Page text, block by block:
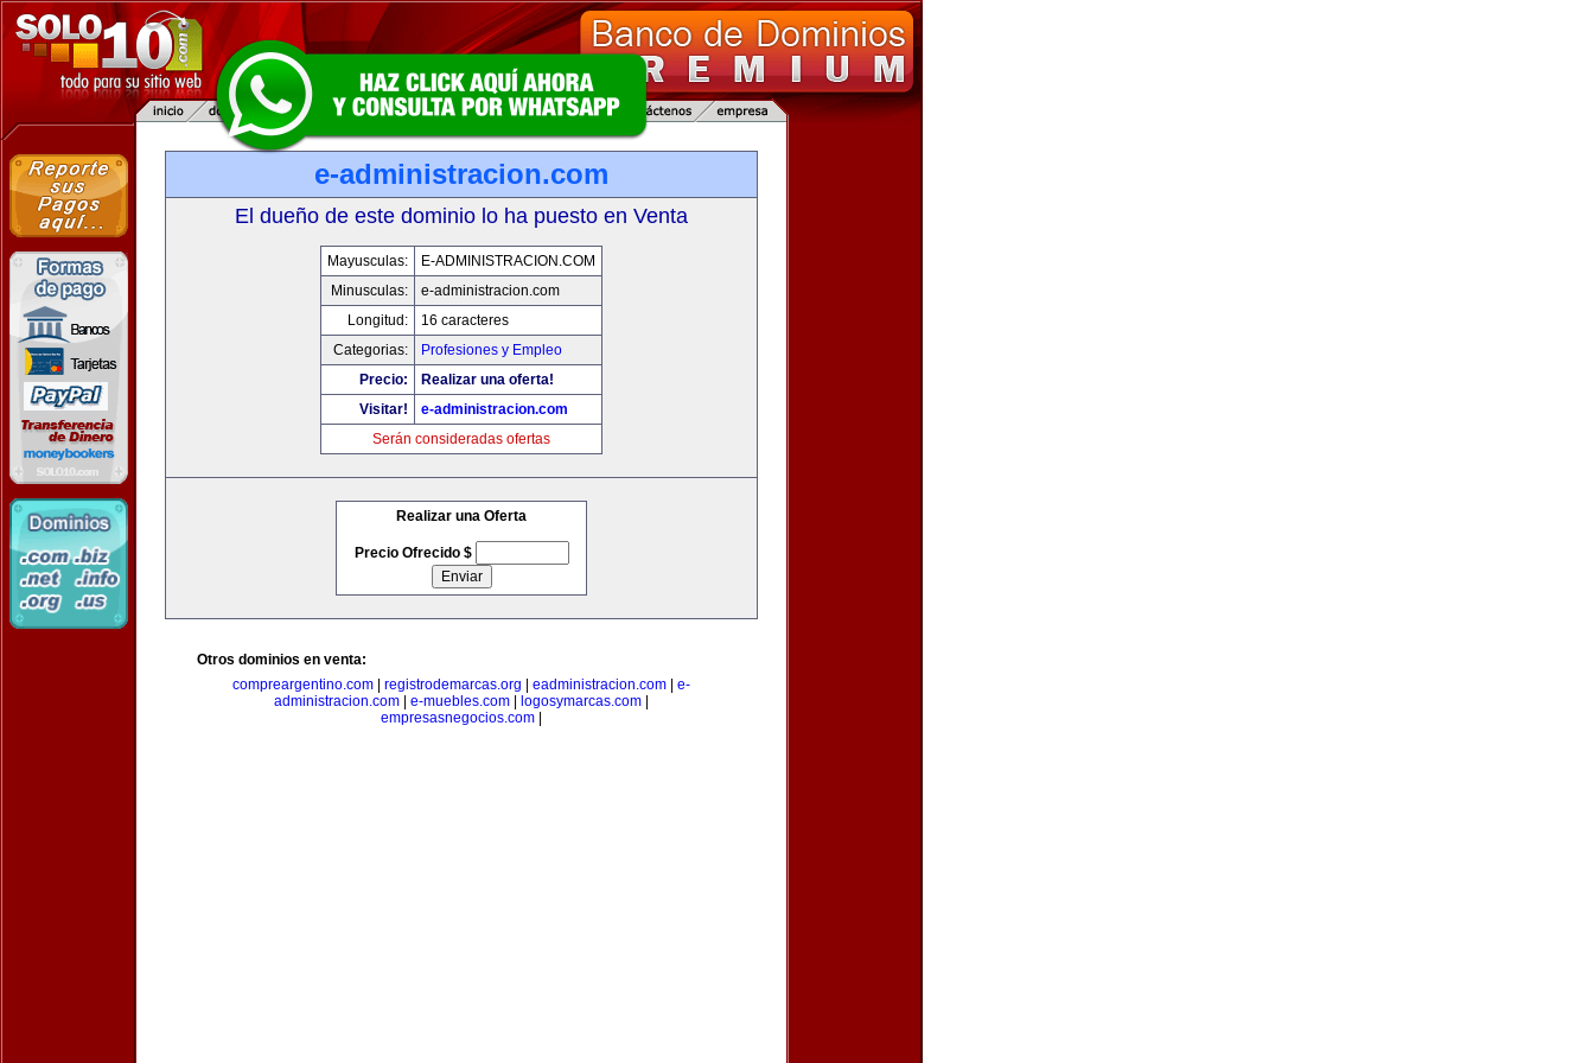
e-administracion.com
El dueño de este dominio lo ha puesto en Venta
Mayusculas:
E-ADMINISTRACION.COM
Minusculas:
e-administracion.com
Longitud:
16 caracteres
Categorias:
Profesiones y Empleo
Precio:
Realizar una oferta!
Visitar!
e-administracion.com
Serán consideradas ofertas
Realizar una Oferta
Precio Ofrecido $
Otros dominios en venta:
compreargentino.com
registrodemarcas.org eadministracion.com
e-
administracion.com
e-muebles.com logosymarcas.com
empresasnegocios.com